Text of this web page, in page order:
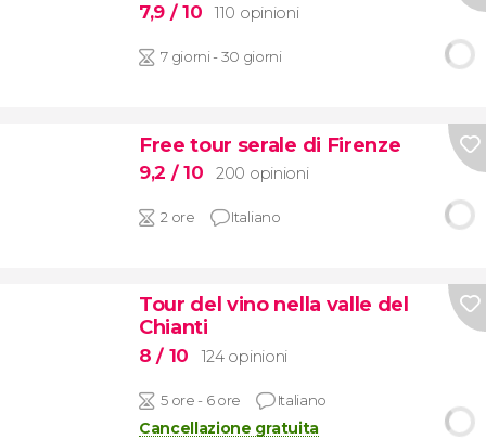
7,9 / 10 110 opinioni
7 giorni - 30 giorni
Free tour serale di Firenze
9,2 / 10 200 opinioni
2 ore Italiano
Tour del vino nella valle del
Chianti
8/ 10 124 opinioni
5 ore - 6 ore Italiano
Cancellazione gratuita